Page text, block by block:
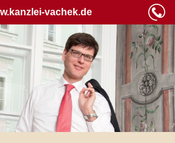
vachek.de